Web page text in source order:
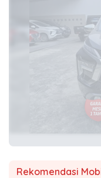
Rekomendasi